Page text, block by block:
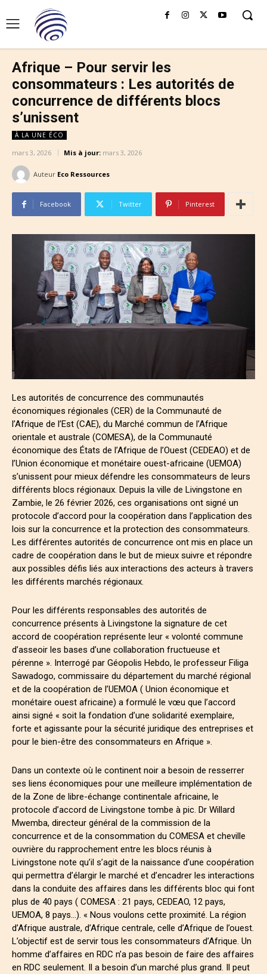
Afrique – Pour servir les
consommateurs : Les autorités de
concurrence de différents blocs
s’unissent
À LA UNE ÉCO
mars 3, 2026 Mis à jour: mars 3, 2026
Auteur Eco Ressources
Facebook Twitter Pinterest
Les autorités de concurrence des communautés
économiques régionales (CER) de la Communauté de
l’Afrique de l’Est (CAE), du Marché commun de l’Afrique
orientale et australe (COMESA), de la Communauté
économique des États de l’Afrique de l’Ouest (CEDEAO) et de
l’Union économique et monétaire ouest-africaine (UEMOA)
s’unissent pour mieux défendre les consommateurs de leurs
différents blocs régionaux. Depuis la ville de Livingstone en
Zambie, le 26 février 2026, ces organisations ont signé un
protocole d’accord pour la coopération dans l’application des
lois sur la concurrence et la protection des consommateurs.
Les différentes autorités de concurrence ont mis en place un
cadre de coopération dans le but de mieux suivre et répondre
aux possibles défis liés aux interactions des acteurs à travers
les différents marchés régionaux.
Pour les différents responsables des autorités de
concurrence présents à Livingstone la signature de cet
accord de coopération représente leur « volonté commune
d’asseoir les bases d’une collaboration fructueuse et
pérenne ». Interrogé par Géopolis Hebdo, le professeur Filiga
Sawadogo, commissaire du département du marché régional
et de la coopération de l’UEMOA ( Union économique et
monétaire ouest africaine) a formulé le vœu que l’accord
ainsi signé « soit la fondation d’une solidarité exemplaire,
forte et agissante pour la sécurité juridique des entreprises et
pour le bien-être des consommateurs en Afrique ».
Dans un contexte où le continent noir a besoin de resserrer
ses liens économiques pour une meilleure implémentation de
de la Zone de libre-échange continentale africaine, le
protocole d’accord de Livingstone tombe à pic. Dr Willard
Mwemba, directeur général de la commission de la
concurrence et de la consommation du COMESA et cheville
ouvrière du rapprochement entre les blocs réunis à
Livingstone note qu’il s’agit de la naissance d’une coopération
qui permettra d’élargir le marché et d’encadrer les interactions
dans la conduite des affaires dans les différents bloc qui font
plus de 40 pays ( COMESA : 21 pays, CEDEAO, 12 pays,
UEMOA, 8 pays…). « Nous voulons cette proximité. La région
d’Afrique australe, d’Afrique centrale, celle d’Afrique de l’ouest.
L’objectif est de servir tous les consommateurs d’Afrique. Un
homme d’affaires en RDC n’a pas besoin de faire des affaires
en RDC seulement. Il a besoin d’un marché plus grand. Il peut